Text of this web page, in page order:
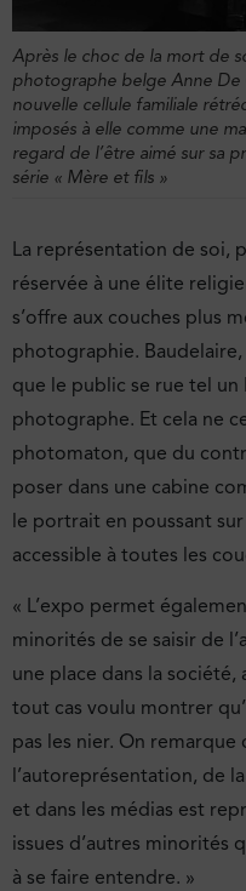
Après le choc de la mort de
photographe belge Anne De
nouvelle cellule familiale
imposés à elle comme une
regard de l’être aimé sur sa
série « Mère et fils »
La représentation de soi,
réservée à une élite
s’offre aux couches plus
photographie. Baudelaire,
que le public se rue tel un
photographe. Et cela ne
photomaton, que du
poser dans une cabine
le portrait en poussant
accessible à toutes les
« L’expo permet
minorités de se saisir de
une place dans la société,
tout cas voulu montrer
pas les nier. On
l’autoreprésentation, de
et dans les médias est
issues d’autres minorités
à se faire entendre. »